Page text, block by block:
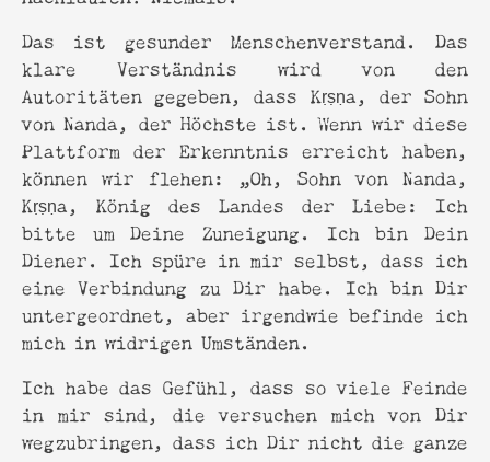
Das ist gesunder Menschenverstand. Das
klare Verständnis wird von den
Autoritäten gegeben, dass Kṛṣṇa, der Sohn
von Nanda, der Höchste ist. Wenn wir diese
Plattform der Erkenntnis erreicht haben,
können wir flehen: „Oh, Sohn von Nanda,
Kṛṣṇa, König des Landes der Liebe: Ich
bitte um Deine Zuneigung. Ich bin Dein
Diener. Ich spüre in mir selbst, dass ich
eine Verbindung zu Dir habe. Ich bin Dir
untergeordnet, aber irgendwie befinde ich
mich in widrigen Umständen.
Ich habe das Gefühl, dass so viele Feinde
in mir sind, die versuchen mich von Dir
wegzubringen, dass ich Dir nicht die ganze